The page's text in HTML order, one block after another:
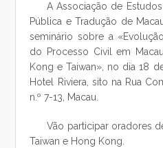
A Associação de
Pública e Tradução de
seminário sobre a
do Processo Civil em
Kong e Taiwan», no dia 18
Hotel Riviera, sito na Rua
n.º 7-13, Macau.
Vão participar oradores
Taiwan e Hong Kong.